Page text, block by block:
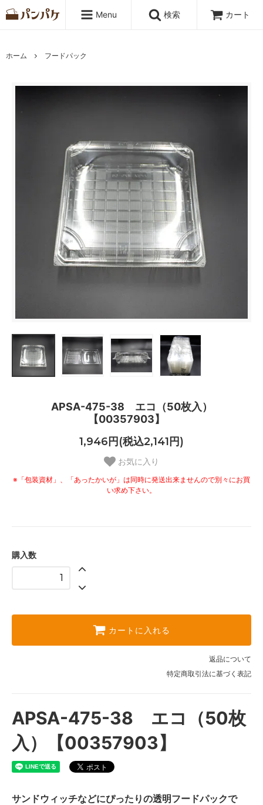
Menu 検索 カート
ホーム フードパック
APSA-475-38 エコ（50枚入）
【00357903】
1,946円(税込2,141円)
お気に入り
※「包装資材」、「あったかいが」は同時に発送出来ませんので別々にお買
い求め下さい。
購入数
カートに入れる
返品について
特定商取引法に基づく表記
APSA-475-38 エコ（50枚
入）【00357903】
サンドウィッチなどにぴったりの透明フードパックで